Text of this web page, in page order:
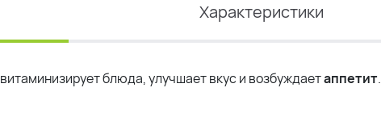
Характеристики
витаминизирует блюда, улучшает вкус и возбуждаетаппетит.